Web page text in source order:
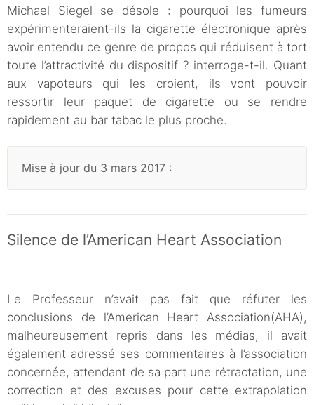
Michael Siegel se désole : pourquoi les fumeurs
expérimenteraient-ils la cigarette électronique après
avoir entendu ce genre de propos qui réduisent à tort
toute l’attractivité du dispositif ? interroge-t-il. Quant
aux vapoteurs qui les croient, ils vont pouvoir
ressortir leur paquet de cigarette ou se rendre
rapidement au bar tabac le plus proche.
Mise à jour du 3 mars 2017 :
Silence de l’American Heart Association
Le Professeur n’avait pas fait que réfuter les
conclusions de l’American Heart Association(AHA),
malheureusement repris dans les médias, il avait
également adressé ses commentaires à l’association
concernée, attendant de sa part une rétractation, une
correction et des excuses pour cette extrapolation